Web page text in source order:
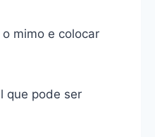
mimo e colocar
que pode ser